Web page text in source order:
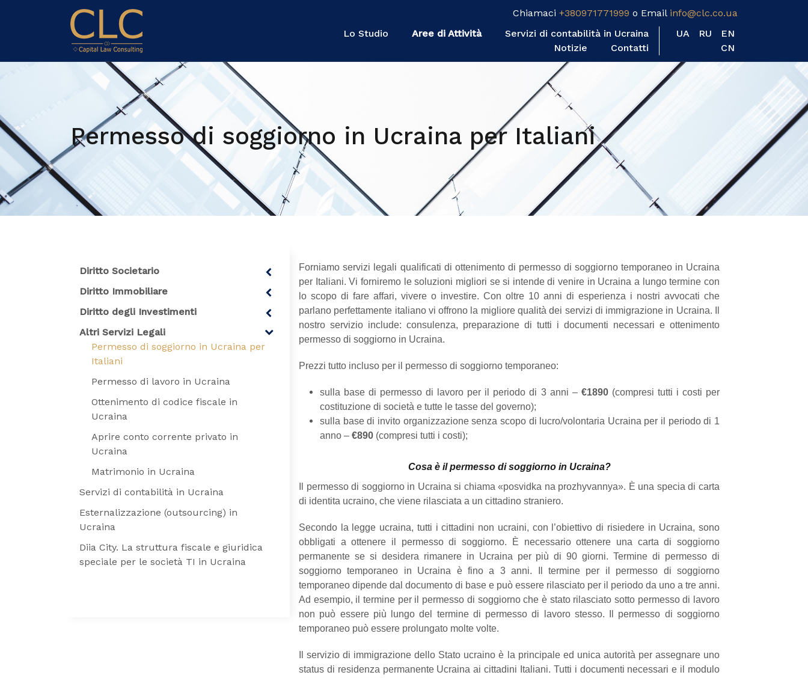
Chiamaci +380971771999 o Email info@clc.co.ua
Lo Studio
Aree di Attività
Servizi di contabilità in Ucraina
Notizie​
Contatti
UA RU
EN
CN
Permesso di soggiorno in Ucraina per Italiani
Diritto Societario
Diritto Immobiliare
Diritto degli Investimenti
Altri Servizi Legali
Permesso di soggiorno in Ucraina per
Italiani
Permesso di lavoro in Ucraina
Ottenimento di codice fiscale in
Ucraina
Aprire conto corrente privato in
Ucraina
Matrimonio in Ucraina
Servizi di contabilità in Ucraina
Esternalizzazione (outsourcing) in
Ucraina
Diia City. La struttura fiscale e giuridica
speciale per le società TI in Ucraina
Forniamo servizi legali qualificati di ottenimento di permesso di soggiorno temporaneo in Ucraina
per Italiani. Vi forniremo le soluzioni migliori se si intende di venire in Ucraina a lungo termine con
lo scopo di fare affari, vivere o investire. Con oltre 10 anni di esperienza i nostri avvocati che
parlano perfettamente italiano vi offrono la migliore qualità dei servizi di immigrazione in Ucraina. Il
nostro servizio include: consulenza, preparazione di tutti i documenti necessari e ottenimento
permesso di soggiorno in Ucraina.
Prezzi tutto incluso per il permesso di soggiorno temporaneo:
sulla base di permesso di lavoro per il periodo di 3 anni – €1890(compresi tutti i costi per
costituzione di società e tutte le tasse del governo);
sulla base di invito organizzazione senza scopo di lucro/volontaria Ucraina per il periodo di 1
anno – €890 (compresi tutti i costi);
Cosa è il permesso di soggiorno in Ucraina?
Il permesso di soggiorno in Ucraina si chiama «posvidka na prozhyvannya». È una specia di carta
di identita ucraino, che viene rilasciata a un cittadino straniero.
Secondo la legge ucraina, tutti i cittadini non ucraini, con l’obiettivo di risiedere in Ucraina, sono
obbligati a ottenere il permesso di soggiorno. È necessario ottenere una carta di soggiorno
permanente se si desidera rimanere in Ucraina per più di 90 giorni. Termine di permesso di
soggiorno temporaneo in Ucraina è fino a 3 anni. Il termine per il permesso di soggiorno
temporaneo dipende dal documento di base e può essere rilasciato per il periodo da uno a tre anni.
Ad esempio, il termine per il permesso di soggiorno che è stato rilasciato sotto permesso di lavoro
non può essere più lungo del termine di permesso di lavoro stesso. Il permesso di soggiorno
temporaneo può essere prolungato molte volte.
Il servizio di immigrazione dello Stato ucraino è la principale ed unica autorità per assegnare uno
status di residenza permanente Ucraina ai cittadini Italiani. Tutti i documenti necessari e il modulo